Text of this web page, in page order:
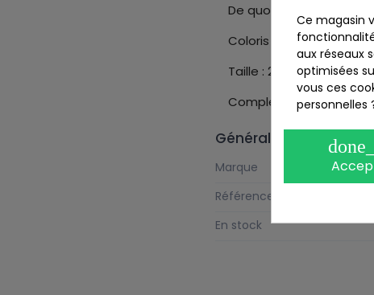
De quoi surprendre et/
Coloris : rose
Taille : 2,5 cm
Complétez votre
Général
Marque
Référence
En stock
Ce magasin
aux réseaux
optimisées
vous ces
personnelles